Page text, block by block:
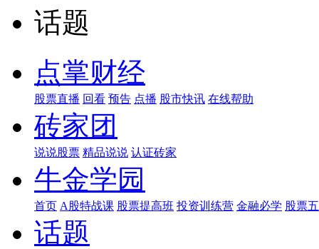
话题
点掌财经
股票直播 回看 预告 点播 股市快讯 在线帮助
砖家团
说说股票 精品说说 认证砖家
牛金学园
首页 A股特战课 股票提高班 投资训练营 金融必学 股票
话题